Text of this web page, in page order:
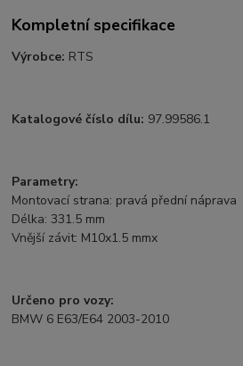
Kompletní specifikace
Výrobce: RTS
Katalogové číslo dílu: 97.99586.1
Parametry:
Montovací strana: pravá přední náprava
Délka: 331.5 mm
Vnější závit: M10x1.5 mmx
Určeno pro vozy:
BMW 6 E63/E64 2003-2010